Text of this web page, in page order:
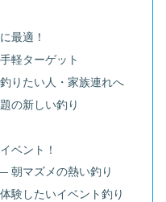
最適！
軽ターゲット
りたい人・家族連れへ
の新しい釣り
ベント！
朝マズメの熱い釣り
験したいイベント釣り